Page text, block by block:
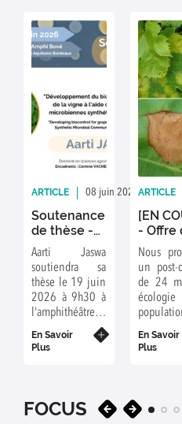
ARTICLE 08 juin 2026
Soutenance
de thèse -
Aarti Jaswa
Aarti Jaswa
soutiendra sa
thèse le 19 juin
2026 à 9h30 à
l'amphithéâtre
Colette&Josy
Bové - INRAE
En Savoir
Plus
ARTICLE
[EN
- Offre
post-
des
et
des
Nous
un post-
de 24
des
En Savoir
Plus
FOCUS